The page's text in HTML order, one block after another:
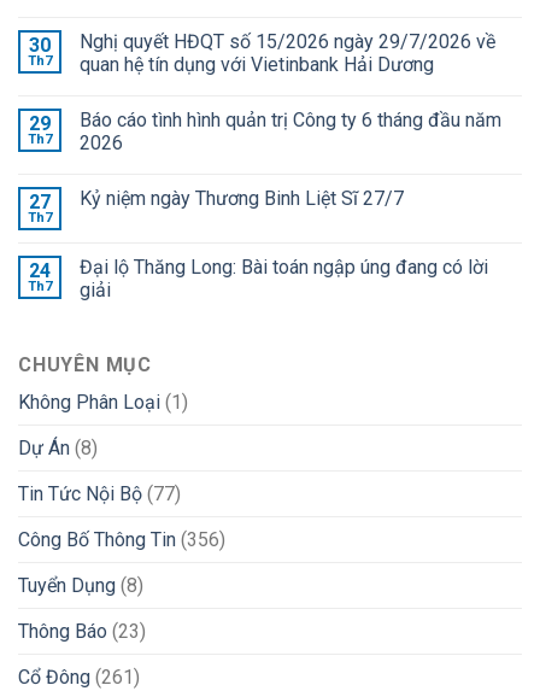
30
Th7
Nghị quyết HĐQT số 15/2026 ngày 29/7/2026 về
quan hệ tín dụng với Vietinbank Hải Dương
29
Th7
Báo cáo tình hình quản trị Công ty 6 tháng đầu năm
2026
27
Th7
Kỷ niệm ngày Thương Binh Liệt Sĩ 27/7
24
Th7
Đại lộ Thăng Long: Bài toán ngập úng đang có lời
giải
CHUYÊN MỤC
Không Phân Loại (1)
Dự Án (8)
Tin Tức Nội Bộ (77)
Công Bố Thông Tin (356)
Tuyển Dụng (8)
Thông Báo (23)
Cổ Đông (261)